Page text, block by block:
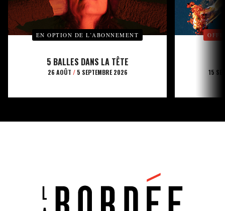
EN OPTION DE L’ABONNEMENT
5 BALLES DANS LA TÊTE
26 AOÛT /5 SEPTEMBRE 2026 15